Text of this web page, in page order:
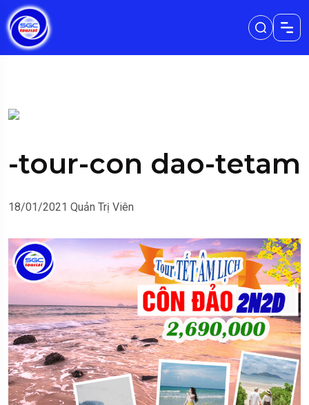
-tour-con dao-tetam
18/01/2021 Quản Trị Viên